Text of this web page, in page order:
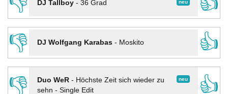
neu
DJ Tallboy- 36 Grad
👎
DJ Wolfgang Karabas- Moskito
👍
👎
neu
Duo WeR- Höchste Zeit sich wieder zu
sehn - Single Edit
👍